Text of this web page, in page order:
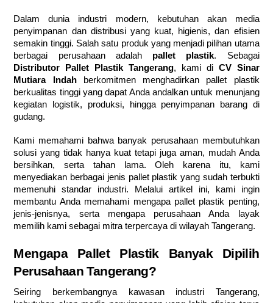
Dalam dunia industri modern, kebutuhan akan media
penyimpanan dan distribusi yang kuat, higienis, dan efisien
semakin tinggi. Salah satu produk yang menjadi pilihan utama
berbagai perusahaan adalah pallet plastik. Sebagai
Distributor Pallet Plastik Tangerang, kami di CV Sinar
Mutiara Indahberkomitmen menghadirkan pallet plastik
berkualitas tinggi yang dapat Anda andalkan untuk menunjang
kegiatan logistik, produksi, hingga penyimpanan barang di
gudang.
Kami memahami bahwa banyak perusahaan membutuhkan
solusi yang tidak hanya kuat tetapi juga aman, mudah Anda
bersihkan, serta tahan lama. Oleh karena itu, kami
menyediakan berbagai jenis pallet plastik yang sudah terbukti
memenuhi standar industri. Melalui artikel ini, kami ingin
membantu Anda memahami mengapa pallet plastik penting,
jenis-jenisnya, serta mengapa perusahaan Anda layak
memilih kami sebagai mitra terpercaya di wilayah Tangerang.
Mengapa Pallet Plastik Banyak Dipilih
Perusahaan Tangerang?
Seiring berkembangnya kawasan industri Tangerang,